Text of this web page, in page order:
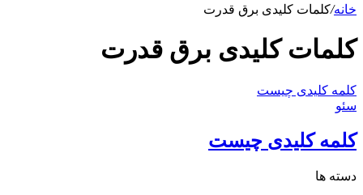
خانه/کلمات کلیدی برق قدرت
کلمات کلیدی برق قدرت
کلمه کلیدی چیست
سئو
کلمه کلیدی چیست
دسته ها